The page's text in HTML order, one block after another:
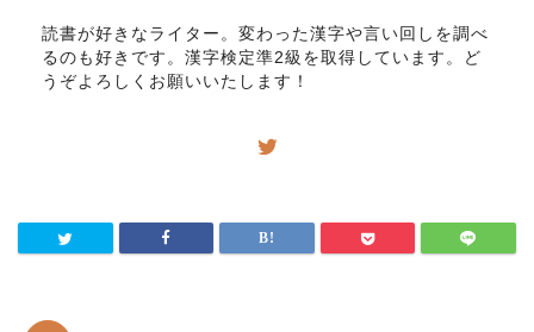
読書が好きなライター。変わった漢字や言い回しを調べ
るのも好きです。漢字検定準2級を取得しています。ど
うぞよろしくお願いいたします！